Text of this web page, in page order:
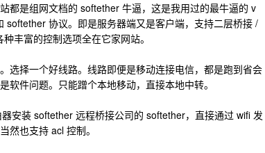
都是组网文档的 softether 牛逼，这是我用过的最牛逼的 v
协议。即是服务器端又是客户端，支持二层桥接 /
丰富的控制选项全在它家网站。
选择一个好线路。线路即便是移动连接电信，都是跑到省会
件问题。只能蹭个本地移动，直接本地中转。
安装 softether 远程桥接公司的 softether，直接通过 wifi 发
然也支持 acl 控制。